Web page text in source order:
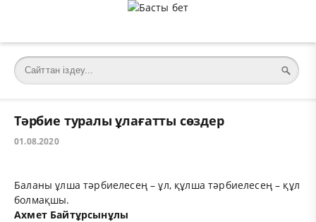
Тәрбие туралы ұлағатты сөздер
01.08.2020
Баланы ұлша тәрбиелесең – ұл, құлша тәрбиелесең – құл
болмақшы.
Ахмет Байтұрсынұлы